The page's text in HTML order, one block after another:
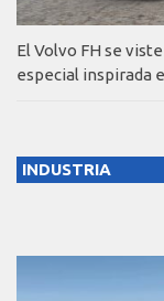
El Volvo FH se
especial inspirada
INDUSTRIA